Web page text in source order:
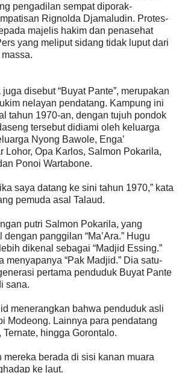
pengadilan sempat diporak-
Rignolda Djamaludin. Protes-
majelis hakim dan penasehat
yang meliput sidang tidak luput dari
disebut “Buyat Pante”, merupakan
nelayan pendatang. Kampung ini
tahun 1970-an, dengan tujuh pondok
tersebut didiami oleh keluarga
Nyong Bawole, Enga’
Lohor, Opa Karlos, Salmon Pokarila,
Ponoi Wartabone.
saya datang ke sini tahun 1970,” kata
pemuda asal Talaud.
putri Salmon Pokarila, yang
panggilan “Ma’Ara.” Hugu
dikenal sebagai “Madjid Essing.”
menyapanya “Pak Madjid.” Dia satu-
pertama penduduk Buyat Pante
sana.
menerangkan bahwa penduduk asli
Modeong. Lainnya para pendatang
hingga Gorontalo.
mereka berada di sisi kanan muara
ke laut.